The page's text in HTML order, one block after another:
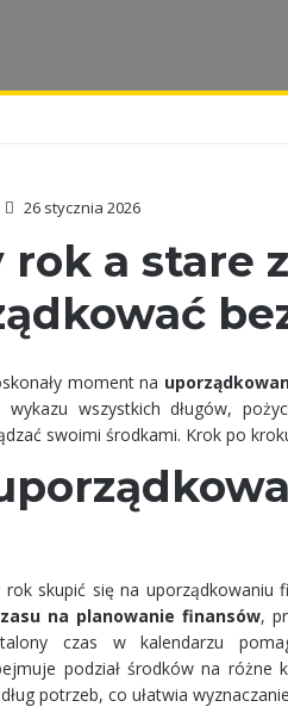
26 stycznia 2026
rok a stare
moment na
wykazu wszystkich długów,
swoimi środkami. Krok po
skupić się na uporządkowaniu
na planowanie finansów,
czas w kalendarzu
podział środków na różne
potrzeb, co ułatwia